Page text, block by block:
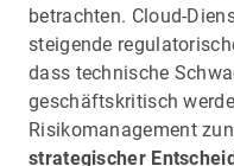
betrachten. Cloud-
steigende
dass technische
geschäftskritisch
Risikomanagement
strategischer